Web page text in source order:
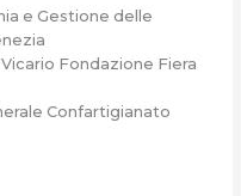
e Gestione delle
Fondazione Fiera
Confartigianato